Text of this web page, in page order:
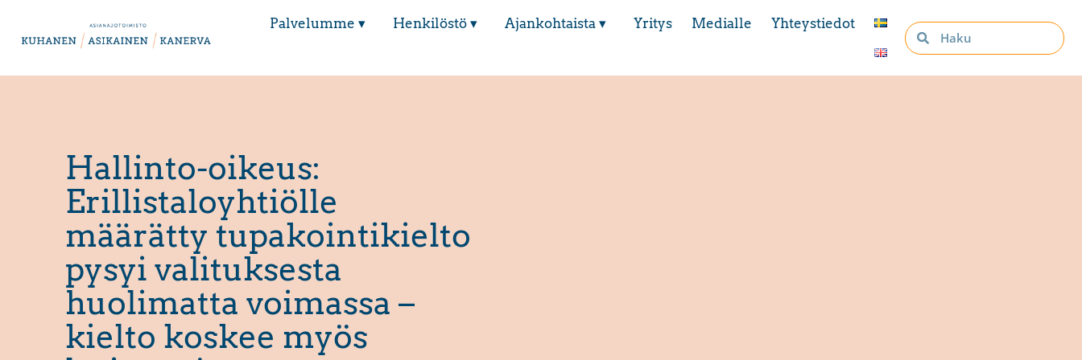
Palvelumme ▾ Henkilöstö ▾ Ajankohtaista ▾ Yritys Medialle Yhteystiedot
Hallinto-oikeus:
Erillistaloyhtiölle
määrätty tupakointikielto
pysyi valituksesta
huolimatta voimassa –
kielto koskee myös